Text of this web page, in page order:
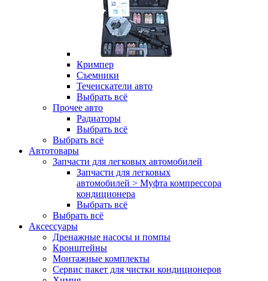
Кримпер
Съемники
Течеискатели авто
Выбрать всё
Прочее авто
Радиаторы
Выбрать всё
Выбрать всё
Автотовары
Запчасти для легковых автомобилей
Запчасти для легковых
автомобилей > Муфта компрессора
кондиционера
Выбрать всё
Выбрать всё
Аксессуары
Дренажные насосы и помпы
Кронштейны
Монтажные комплекты
Сервис пакет для чистки кондиционеров